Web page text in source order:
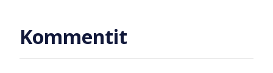
Kommentit